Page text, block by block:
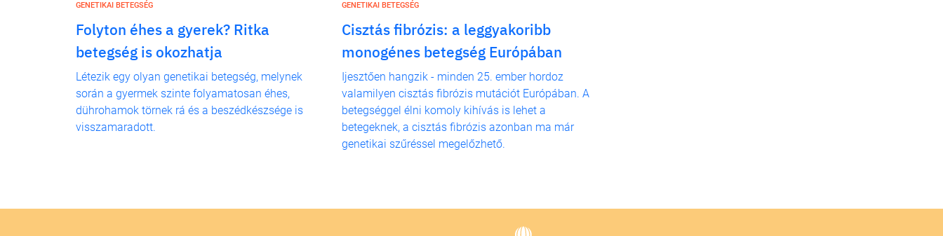
GENETIKAI BETEGSÉG
Folyton éhes a gyerek? Ritka
betegség is okozhatja
Létezik egy olyan genetikai betegség, melynek
során a gyermek szinte folyamatosan éhes,
dührohamok törnek rá és a beszédkészsége is
visszamaradott.
GENETIKAI BETEGSÉG
Cisztás fibrózis: a leggyakoribb
monogénes betegség Európában
Ijesztően hangzik - minden 25. ember hordoz
valamilyen cisztás fibrózis mutációt Európában. A
betegséggel élni komoly kihívás is lehet a
betegeknek, a cisztás fibrózis azonban ma már
genetikai szűréssel megelőzhető.